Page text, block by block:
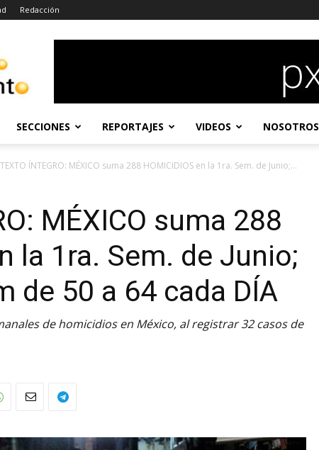
Redacción
SECCIONES REPORTAJES VIDEOS NOSOTROS
TEXTO ÍNTEGRO: MÉXICO suma 288 HOMICIDIOS en la 1ra. Sem. de Junio;...
MÉXICO suma 288
la 1ra. Sem. de Junio;
de 50 a 64 cada DÍA
de homicidios en México, al registrar 32 casos de